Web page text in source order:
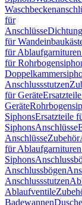
für
Anschlüsse
für
für
für
Anschlussstutzen
für Geräte
Geräte
SiphonsErsatzteile
SiphonsAnschlüsse
AnschlüsseZubehör
für
Siphons
Anschlussbögen
Anschlussstutzen
Ablaufventile
Badewannen